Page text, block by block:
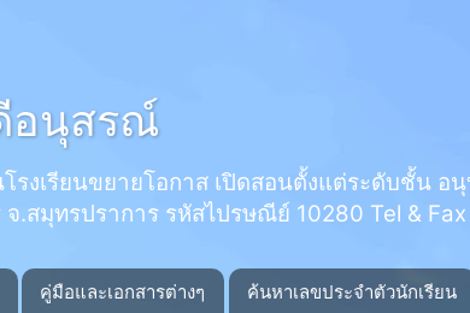
อนุสรณ์
รงเรียนขยายโอกาส เปิดสอนตั้งแต่ระดับชั้น
จ.สมุทรปราการ รหัสไปรษณีย์ 10280 Tel &
คู่มือและเอกสารต่างๆ ค้นหาเลขประจำตัวนักเรียน